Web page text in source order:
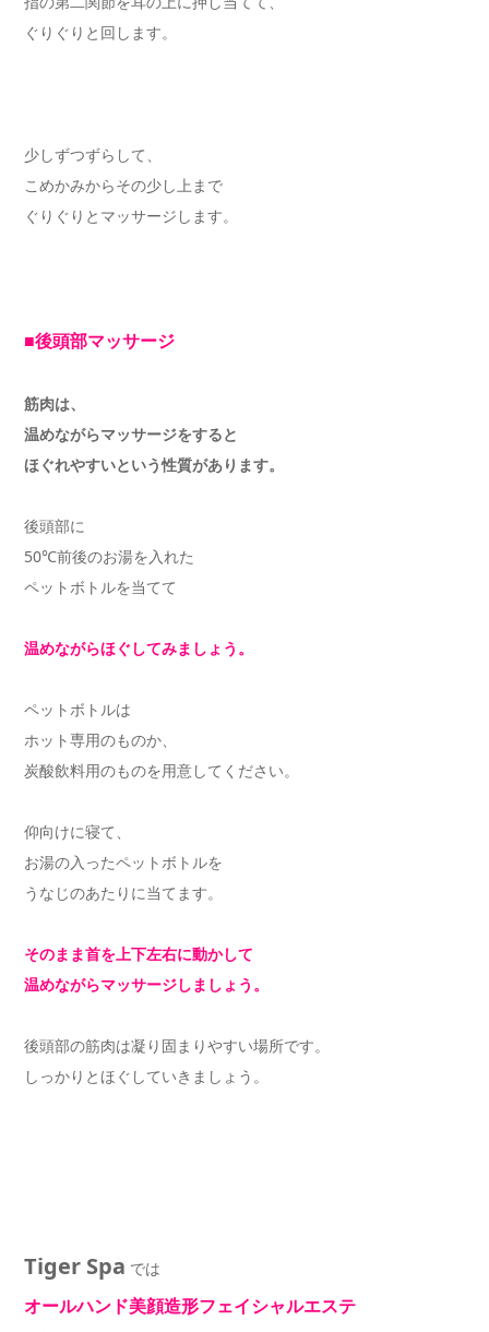
ぐりぐりと回します。
少しずつずらして、
こめかみからその少し上まで
ぐりぐりとマッサージします。
■後頭部マッサージ
筋肉は、
温めながらマッサージをすると
ほぐれやすいという性質があります。
後頭部に
50℃前後のお湯を入れた
ペットボトルを当てて
温めながらほぐしてみましょう。
ペットボトルは
ホット専用のものか、
炭酸飲料用のものを用意してください。
仰向けに寝て、
お湯の入ったペットボトルを
うなじのあたりに当てます。
そのまま首を上下左右に動かして
温めながらマッサージしましょう。
後頭部の筋肉は凝り固まりやすい場所です。
しっかりとほぐしていきましょう。
Tiger Spa では
オールハンド美顔造形フェイシャルエステ